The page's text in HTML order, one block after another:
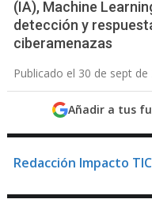
(IA), Machine
detección y
ciberamenazas
Publicado el 30 de sept de
Añadir a tus
Redacción Impacto TIC